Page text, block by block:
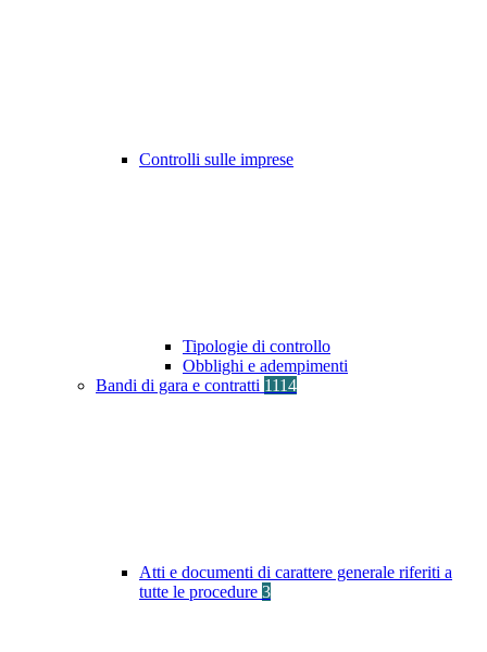
Controlli sulle imprese
Tipologie di controllo
Obblighi e adempimenti
Bandi di gara e contratti 1114
Atti e documenti di carattere generale riferiti a
tutte le procedure 3